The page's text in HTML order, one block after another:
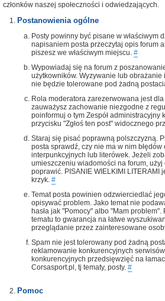
członków naszej społeczności i odwiedzających.
Postanowienia ogólne
Posty powinny być pisane w właściwym
napisaniem posta przeczytaj opis forum
piszesz we właściwym miejscu. #
Wypowiadaj się na forum z
użytkowników. Wyzywanie lub obrażanie
nie będzie tolerowane pod żadną
Rola moderatora zarezerwowana jest
zauważysz zachowanie niezgodne z
poinformuj o tym Zespół administracyjny
przycisku "Zgłoś ten post" widocznego
Staraj się pisać poprawną polszczyzną.
posta sprawdź, czy nie ma w nim błędów
interpunkcyjnych lub literówek. Jeżeli
umieszczeniu wiadomości na forum, użyj
poprawić. PISANIE WIELKIMI LITERAMI
krzyk. #
Temat posta powinien odzwierciedlać
opisywać problem. Jako temat nie
hasła jak "Pomocy" albo "Mam problem".
tematu to gwarancja na łatwe
przeglądanie przez zainteresowane
Spam nie jest tolerowany pod żadną
reklamowanie konkurencyjnych
konkurencyjnych przedsięwzięć na
Corsasport.pl, tj tematy, posty. #
Pomoc